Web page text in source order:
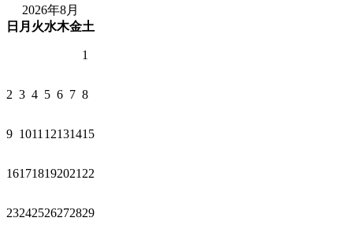
2026年8月
日 月 火水木金土
1
2 3 4 5 6 7 8
9 1011 12131415
161718192021 22
23242526272829